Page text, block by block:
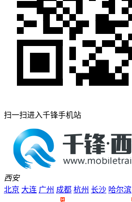
扫一扫进入千锋手机站
西安
北京 大连 广州 成都 杭州 长沙 哈尔滨